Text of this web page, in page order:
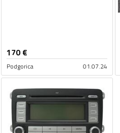
170€
Podgorica 01.07.24